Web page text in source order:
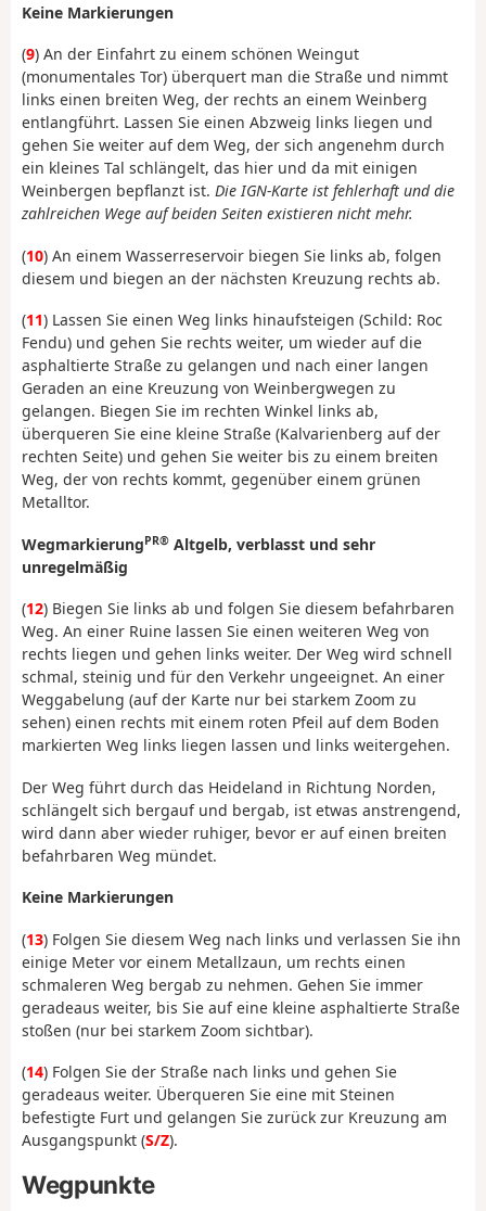
Keine Markierungen
(9) An der Einfahrt zu einem schönen Weingut
(monumentales Tor) überquert man die Straße und nimmt
links einen breiten Weg, der rechts an einem Weinberg
entlangführt. Lassen Sie einen Abzweig links liegen und
gehen Sie weiter auf dem Weg, der sich angenehm durch
ein kleines Tal schlängelt, das hier und da mit einigen
Weinbergen bepflanzt ist. Die IGN-Karte ist fehlerhaft und die
zahlreichen Wege auf beiden Seiten existieren nicht mehr.
(10) An einem Wasserreservoir biegen Sie links ab, folgen
diesem und biegen an der nächsten Kreuzung rechts ab.
(11) Lassen Sie einen Weg links hinaufsteigen (Schild: Roc
Fendu) und gehen Sie rechts weiter, um wieder auf die
asphaltierte Straße zu gelangen und nach einer langen
Geraden an eine Kreuzung von Weinbergwegen zu
gelangen. Biegen Sie im rechten Winkel links ab,
überqueren Sie eine kleine Straße (Kalvarienberg auf der
rechten Seite) und gehen Sie weiter bis zu einem breiten
Weg, der von rechts kommt, gegenüber einem grünen
Metalltor.
WegmarkierungPR® Altgelb, verblasst und sehr
unregelmäßig
(12) Biegen Sie links ab und folgen Sie diesem befahrbaren
Weg. An einer Ruine lassen Sie einen weiteren Weg von
rechts liegen und gehen links weiter. Der Weg wird schnell
schmal, steinig und für den Verkehr ungeeignet. An einer
Weggabelung (auf der Karte nur bei starkem Zoom zu
sehen) einen rechts mit einem roten Pfeil auf dem Boden
markierten Weg links liegen lassen und links weitergehen.
Der Weg führt durch das Heideland in Richtung Norden,
schlängelt sich bergauf und bergab, ist etwas anstrengend,
wird dann aber wieder ruhiger, bevor er auf einen breiten
befahrbaren Weg mündet.
Keine Markierungen
(13) Folgen Sie diesem Weg nach links und verlassen Sie ihn
einige Meter vor einem Metallzaun, um rechts einen
schmaleren Weg bergab zu nehmen. Gehen Sie immer
geradeaus weiter, bis Sie auf eine kleine asphaltierte Straße
stoßen (nur bei starkem Zoom sichtbar).
(14) Folgen Sie der Straße nach links und gehen Sie
geradeaus weiter. Überqueren Sie eine mit Steinen
befestigte Furt und gelangen Sie zurück zur Kreuzung am
Ausgangspunkt (S/Z).
Wegpunkte